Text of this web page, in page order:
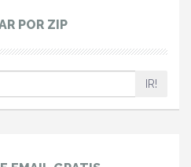
POR ZIP
IR!